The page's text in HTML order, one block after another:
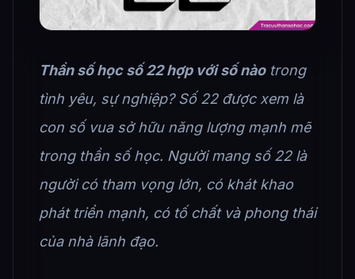
Thần số học số 22 hợp với số nàotrong
tình yêu, sự nghiệp? Số 22 được xem là
con số vua sở hữu năng lượng mạnh mẽ
trong thần số học. Người mang số 22 là
người có tham vọng lớn, có khát khao
phát triển mạnh, có tố chất và phong thái
của nhà lãnh đạo.